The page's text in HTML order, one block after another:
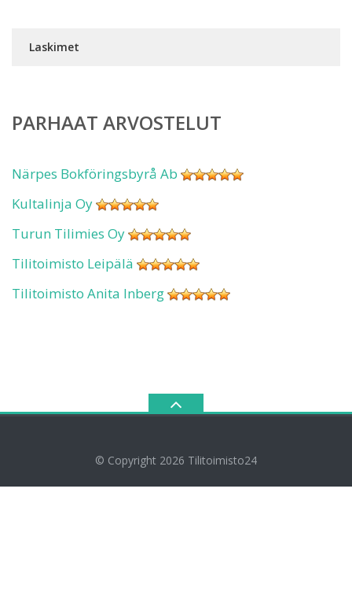
Laskimet
PARHAAT ARVOSTELUT
Närpes Bokföringsbyrå Ab
Kultalinja Oy
Turun Tilimies Oy
Tilitoimisto Leipälä
Tilitoimisto Anita Inberg
© Copyright 2026 Tilitoimisto24